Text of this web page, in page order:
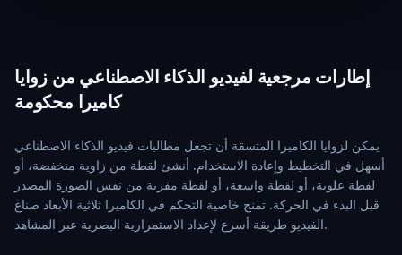
إطارات مرجعية لفيديو الذكاء الاصطناعي من زوايا
كاميرا محكومة
يمكن لزوايا الكاميرا المتسقة أن تجعل مطالبات فيديو الذكاء الاصطناعي
أسهل في التخطيط وإعادة الاستخدام. أنشئ لقطة من زاوية منخفضة، أو
لقطة علوية، أو لقطة واسعة، أو لقطة مقربة من نفس الصورة المصدر
قبل البدء في الحركة. تمنح خاصية التحكم في الكاميرا ثلاثية الأبعاد صناع
الفيديو طريقة أسرع لإعداد الاستمرارية البصرية عبر المشاهد.